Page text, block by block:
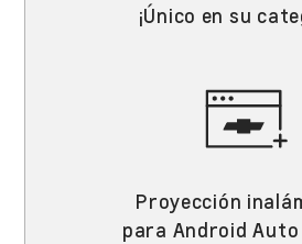
¡Único en su
Proyección
para Android